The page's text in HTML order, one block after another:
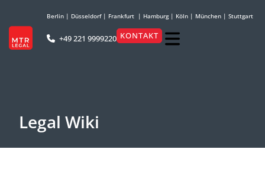
Berlin | Düsseldorf| Frankfurt | Hamburg| Köln | München | Stuttgart
+49 221 9999220 KONTAKT
Legal Wiki